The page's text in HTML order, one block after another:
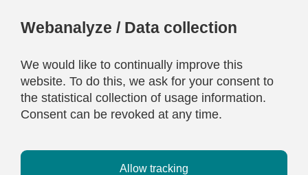
Webanalyze / Data collection
We would like to continually improve this
website. To do this, we ask for your consent to
the statistical collection of usage information.
Consent can be revoked at any time.
Allow tracking